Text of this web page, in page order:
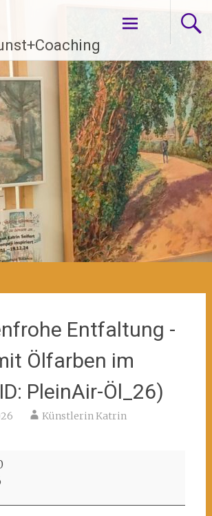
Entfaltung -
Ölfarben im
PleinAir-Öl_26)
Künstlerin Katrin